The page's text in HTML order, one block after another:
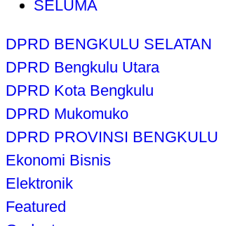
SELUMA
DPRD BENGKULU SELATAN
DPRD Bengkulu Utara
DPRD Kota Bengkulu
DPRD Mukomuko
DPRD PROVINSI BENGKULU
Ekonomi Bisnis
Elektronik
Featured